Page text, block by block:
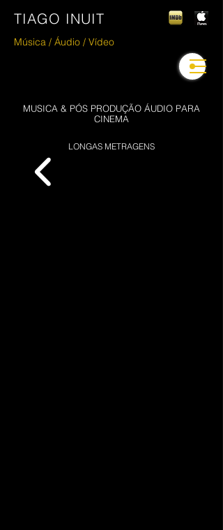
TIAGO INUIT
Música / Áudio / Vídeo
MUSICA & PÓS PRODUÇÃO ÁUDIO PARA
CINEMA
LONGAS METRAGENS